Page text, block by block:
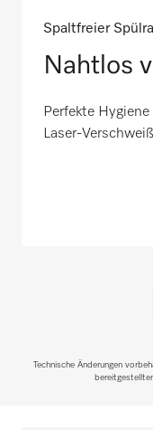
Spaltfreier
Nahtlos
Perfekte
Laser-
Technische Änderungen